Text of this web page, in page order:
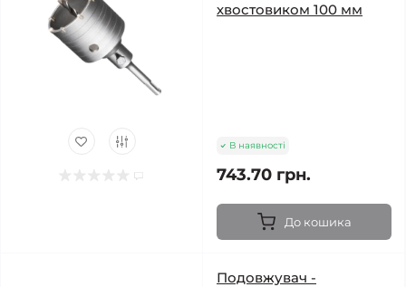
хвостовиком 100 мм
В наявності
743.70 грн.
До кошика
Подовжувач -